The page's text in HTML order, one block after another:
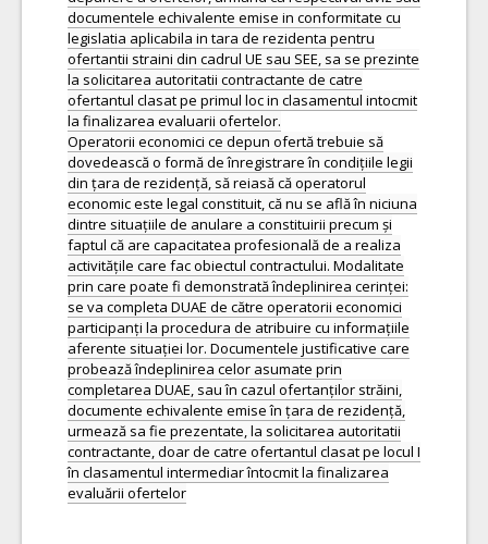
documentele echivalente emise in conformitate cu
legislatia aplicabila in tara de rezidenta pentru
ofertantii straini din cadrul UE sau SEE, sa se prezinte
la solicitarea autoritatii contractante de catre
ofertantul clasat pe primul loc in clasamentul intocmit
la finalizarea evaluarii ofertelor.
Operatorii economici ce depun ofertă trebuie să
dovedească o formă de înregistrare în condițiile legii
din țara de rezidență, să reiasă că operatorul
economic este legal constituit, că nu se află în niciuna
dintre situațiile de anulare a constituirii precum și
faptul că are capacitatea profesională de a realiza
activitățile care fac obiectul contractului. Modalitate
prin care poate fi demonstrată îndeplinirea cerinței:
se va completa DUAE de către operatorii economici
participanți la procedura de atribuire cu informațiile
aferente situației lor. Documentele justificative care
probează îndeplinirea celor asumate prin
completarea DUAE, sau în cazul ofertanților străini,
documente echivalente emise în țara de rezidență,
urmează sa fie prezentate, la solicitarea autoritatii
contractante, doar de catre ofertantul clasat pe locul I
în clasamentul intermediar întocmit la finalizarea
evaluării ofertelor